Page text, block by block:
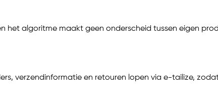
het algoritme maakt geen onderscheid tussen eigen
verzendinformatie en retouren lopen via e-tailize,